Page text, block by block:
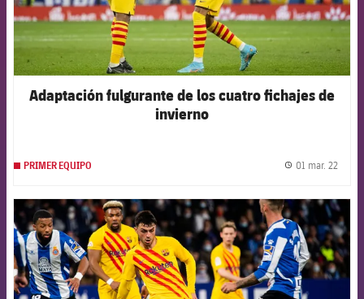
Adaptación fulgurante de los cuatro fichajes de
invierno
PRIMER EQUIPO 01 mar. 22
FCB Barcelona badge